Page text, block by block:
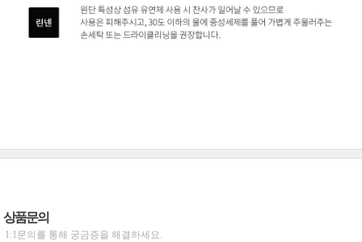
상품문의
1:1문의를 통해 궁금증을 해결하세요.